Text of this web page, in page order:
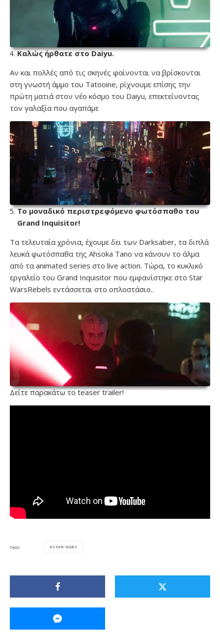
Καλώς ήρθατε στο Daiyu.
Αν και πολλές από τις σκηνές φαίνονται να βρίσκονται
στη γνωστή άμμο του Tatooine, ρίχνουμε επίσης την
πρώτη ματιά στον νέο κόσμο του Daiyu, επεκτείνοντας
τον γαλαξία που αγαπάμε
Το μοναδικό περιστρεφόμενο φωτόσπαθο του
Grand Inquisitor!
Τα τελευταία χρόνια, έχουμε δει των Darksaber, τα διπλά
λευκά φωτόσπαθα της Ahsoka Tano να κάνουν το άλμα
από τα animated series στο live action. Τώρα, το κυκλικό
εργαλείο του Grand Inquisitor που εμφανίστηκε στο Star
WarsRebels εντάσσεται στο οπλοστάσιο..
Δείτε παρακάτω το teaser trailer!
TAGS STAR WARS